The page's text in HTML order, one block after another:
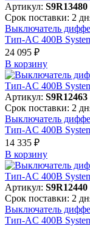
Артикул: S9R13480
Срок поставки: 2
Выключатель
Тип-AC 400В
24 095 ₽
В корзинy
Артикул: S9R12463
Срок поставки: 2
Выключатель
Тип-AC 400В
14 335 ₽
В корзинy
Артикул: S9R12440
Срок поставки: 2
Выключатель
Тип-AC 400В